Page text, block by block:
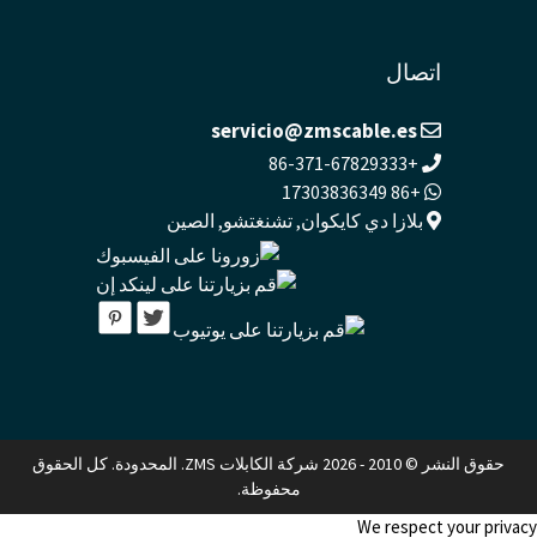
اتصال
servicio@zmscable.es
+86-371-67829333
+86 17303836349
بلازا دي كايكوان, تشنغتشو, الصين
حقوق النشر © 2010 - 2026 شركة الكابلات ZMS. المحدودة. كل الحقوق
محفوظة.
We respect your privacy